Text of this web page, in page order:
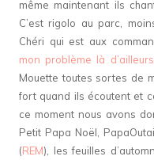
même maintenant ils
C’est rigolo au parc,
Chéri qui est aux
mon problème là d’ailleurs.
Mouette toutes sortes de
fort quand ils écoutent et
ce moment nous avons
Petit Papa Noël,
(REM), les feuilles